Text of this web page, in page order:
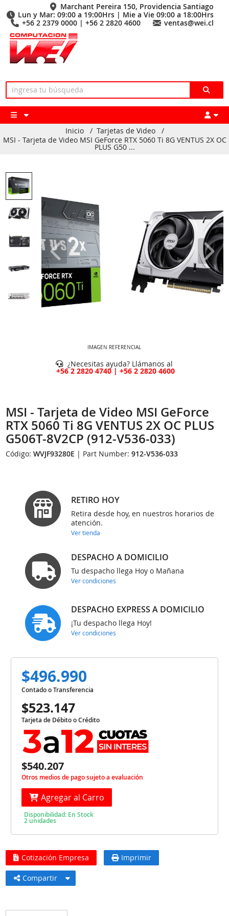
Marchant Pereira 150, Providencia Santiago
Lun y Mar: 09:00 a 19:00Hrs | Mie a Vie 09:00 a 18:00Hrs
+56 2 2379 0000 | +56 2 2820 4600
ventas@wei.cl
Inicio / Tarjetas de Video
/
MSI - Tarjeta de Video MSI GeForce RTX 5060 Ti 8G VENTUS 2X OC
PLUS G50 ...
IMAGEN REFERENCIAL
¿Necesitas ayuda? Llámanos al
+56 2 2820 4740 | +56 2 2820 4600
MSI - Tarjeta de Video MSI GeForce
RTX 5060 Ti 8G VENTUS 2X OC PLUS
G506T-8V2CP (912-V536-033)
Código:WVJF93280E | Part Number:912-V536-033
RETIRO HOY
Retira desde hoy, en nuestros horarios de
atención.
Ver tienda
DESPACHO A DOMICILIO
Tu despacho llega Hoy o Mañana
Ver condiciones
DESPACHO EXPRESS A DOMICILIO
¡Tu despacho llega Hoy!
Ver condiciones
$496.990
Contado o Transferencia
$523.147
Tarjeta de Débito o Crédito
$540.207
Otros medios de pago sujeto a evaluación
Agregar al Carro
Disponibilidad: En Stock
2 unidades
Cotización Empresa Imprimir
Compartir